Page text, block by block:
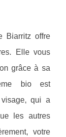
Biarritz offre
Elle vous
grâce à sa
bio est
qui a
les autres
votre